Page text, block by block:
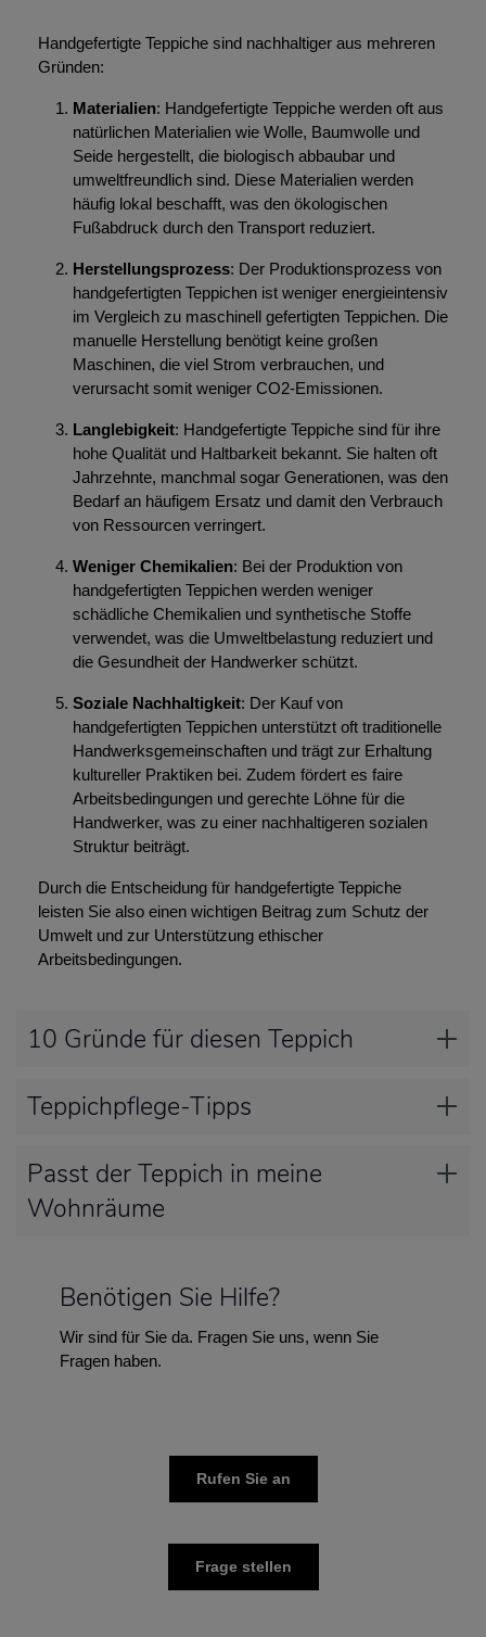
Handgefertigte Teppiche sind nachhaltiger aus mehreren
Gründen:
Materialien: Handgefertigte Teppiche werden oft aus
natürlichen Materialien wie Wolle, Baumwolle und
Seide hergestellt, die biologisch abbaubar und
umweltfreundlich sind. Diese Materialien werden
häufig lokal beschafft, was den ökologischen
Fußabdruck durch den Transport reduziert.
Herstellungsprozess: Der Produktionsprozess von
handgefertigten Teppichen ist weniger energieintensiv
im Vergleich zu maschinell gefertigten Teppichen. Die
manuelle Herstellung benötigt keine großen
Maschinen, die viel Strom verbrauchen, und
verursacht somit weniger CO2-Emissionen.
Langlebigkeit: Handgefertigte Teppiche sind für ihre
hohe Qualität und Haltbarkeit bekannt. Sie halten oft
Jahrzehnte, manchmal sogar Generationen, was den
Bedarf an häufigem Ersatz und damit den Verbrauch
von Ressourcen verringert.
Weniger Chemikalien: Bei der Produktion von
handgefertigten Teppichen werden weniger
schädliche Chemikalien und synthetische Stoffe
verwendet, was die Umweltbelastung reduziert und
die Gesundheit der Handwerker schützt.
Soziale Nachhaltigkeit: Der Kauf von
handgefertigten Teppichen unterstützt oft traditionelle
Handwerksgemeinschaften und trägt zur Erhaltung
kultureller Praktiken bei. Zudem fördert es faire
Arbeitsbedingungen und gerechte Löhne für die
Handwerker, was zu einer nachhaltigeren sozialen
Struktur beiträgt.
Durch die Entscheidung für handgefertigte Teppiche
leisten Sie also einen wichtigen Beitrag zum Schutz der
Umwelt und zur Unterstützung ethischer
Arbeitsbedingungen.
10 Gründe für diesen Teppich
Teppichpflege-Tipps
Passt der Teppich in meine
Wohnräume
Benötigen Sie Hilfe?
Wir sind für Sie da. Fragen Sie uns, wenn Sie
Fragen haben.
Rufen Sie an
Frage stellen